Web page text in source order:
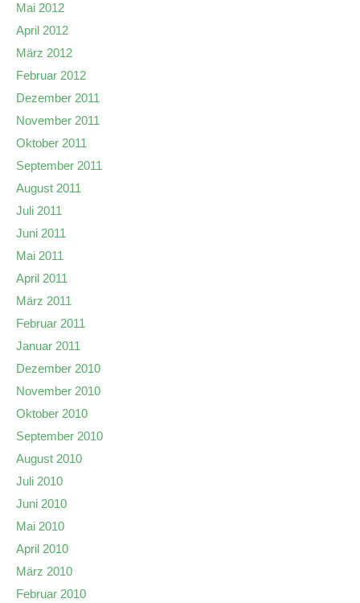
Mai 2012
April 2012
März 2012
Februar 2012
Dezember 2011
November 2011
Oktober 2011
September 2011
August 2011
Juli 2011
Juni 2011
Mai 2011
April 2011
März 2011
Februar 2011
Januar 2011
Dezember 2010
November 2010
Oktober 2010
September 2010
August 2010
Juli 2010
Juni 2010
Mai 2010
April 2010
März 2010
Februar 2010